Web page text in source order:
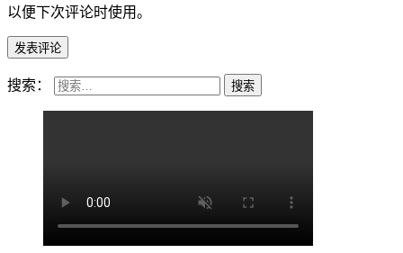
以便下次评论时使用。
搜索：